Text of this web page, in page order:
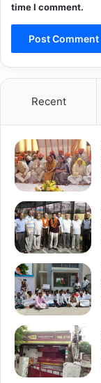
time I comment.
Recent